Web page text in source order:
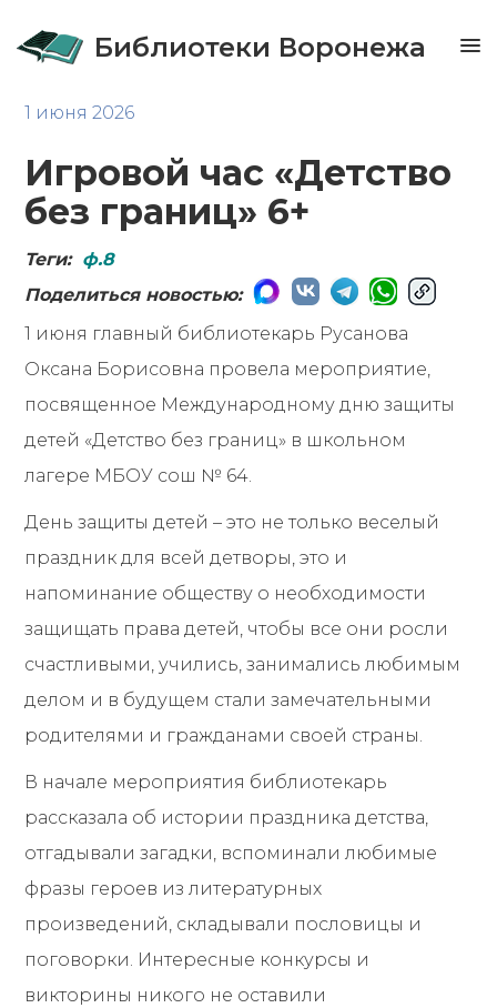
Библиотеки Воронежа
1 июня 2026
Игровой час «Детство
без границ» 6+
Теги: ф.8
Поделиться новостью:
1 июня главный библиотекарь Русанова
Оксана Борисовна провела мероприятие,
посвященное Международному дню защиты
детей «Детство без границ» в школьном
лагере МБОУ сош № 64.
День защиты детей – это не только веселый
праздник для всей детворы, это и
напоминание обществу о необходимости
защищать права детей, чтобы все они росли
счастливыми, учились, занимались любимым
делом и в будущем стали замечательными
родителями и гражданами своей страны.
В начале мероприятия библиотекарь
рассказала об истории праздника детства,
отгадывали загадки, вспоминали любимые
фразы героев из литературных
произведений, складывали пословицы и
поговорки. Интересные конкурсы и
викторины никого не оставили